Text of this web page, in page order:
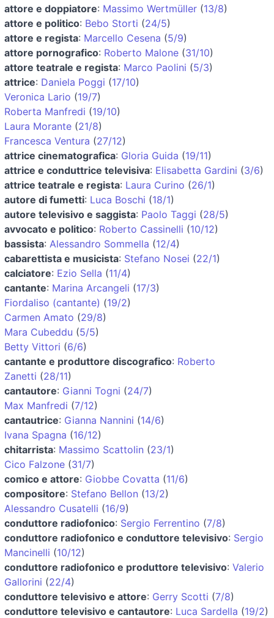
attore e doppiatore: Massimo Wertmüller (13/8)
attore e politico: Bebo Storti (24/5)
attore e regista: Marcello Cesena (5/9)
attore pornografico: Roberto Malone (31/10)
attore teatrale e regista: Marco Paolini (5/3)
attrice: Daniela Poggi (17/10)
Veronica Lario (19/7)
Roberta Manfredi (19/10)
Laura Morante (21/8)
Francesca Ventura (27/12)
attrice cinematografica: Gloria Guida (19/11)
attrice e conduttrice televisiva: Elisabetta Gardini (3/6)
attrice teatrale e regista: Laura Curino (26/1)
autore di fumetti: Luca Boschi (18/1)
autore televisivo e saggista: Paolo Taggi (28/5)
avvocato e politico: Roberto Cassinelli (10/12)
bassista: Alessandro Sommella (12/4)
cabarettista e musicista: Stefano Nosei (22/1)
calciatore: Ezio Sella (11/4)
cantante: Marina Arcangeli (17/3)
Fiordaliso (cantante) (19/2)
Carmen Amato (29/8)
Mara Cubeddu (5/5)
Betty Vittori (6/6)
cantante e produttore discografico: Roberto
Zanetti (28/11)
cantautore: Gianni Togni (24/7)
Max Manfredi (7/12)
cantautrice: Gianna Nannini (14/6)
Ivana Spagna (16/12)
chitarrista: Massimo Scattolin (23/1)
Cico Falzone (31/7)
comico e attore: Giobbe Covatta (11/6)
compositore: Stefano Bellon (13/2)
Alessandro Cusatelli (16/9)
conduttore radiofonico: Sergio Ferrentino (7/8)
conduttore radiofonico e conduttore televisivo: Sergio
Mancinelli (10/12)
conduttore radiofonico e produttore televisivo: Valerio
Gallorini (22/4)
conduttore televisivo e attore: Gerry Scotti (7/8)
conduttore televisivo e cantautore: Luca Sardella (19/2)